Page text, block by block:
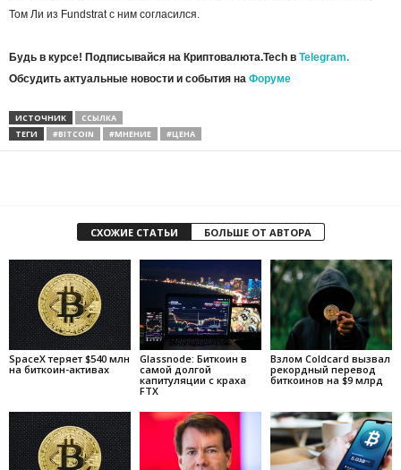
Том Ли из Fundstrat с ним согласился.
Будь в курсе! Подписывайся на Криптовалюта.Tech в Telegram.
Обсудить актуальные новости и события на Форуме
ИСТОЧНИК
ССЫЛКА
ТЕГИ
#BITCOIN #МНЕНИЕ #ЦЕНА
СХОЖИЕ СТАТЬИ БОЛЬШЕ ОТ АВТОРА
SpaceX теряет $540 млн
на биткоин-активах
Glassnode: Биткоин в
самой долгой
капитуляции с краха
FTX
Взлом Coldcard вызвал
рекордный перевод
биткоинов на $9 млрд